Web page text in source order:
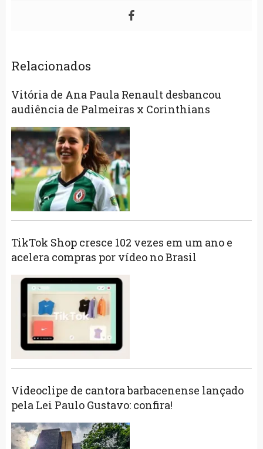
Relacionados
Vitória de Ana Paula Renault desbancou
audiência de Palmeiras x Corinthians
TikTok Shop cresce 102 vezes em um ano e
acelera compras por vídeo no Brasil
Videoclipe de cantora barbacenense lançado
pela Lei Paulo Gustavo: confira!